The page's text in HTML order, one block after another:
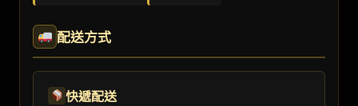
配送方式
快遞配送